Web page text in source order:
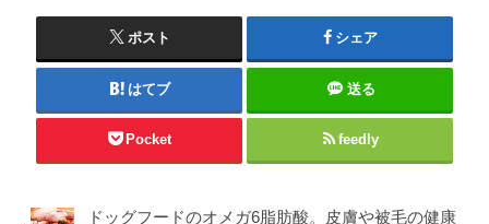
ポスト シェア
はてブ 送る
Pocket feedly
ドッグフードのオメガ6脂肪酸。皮膚や被毛の健康